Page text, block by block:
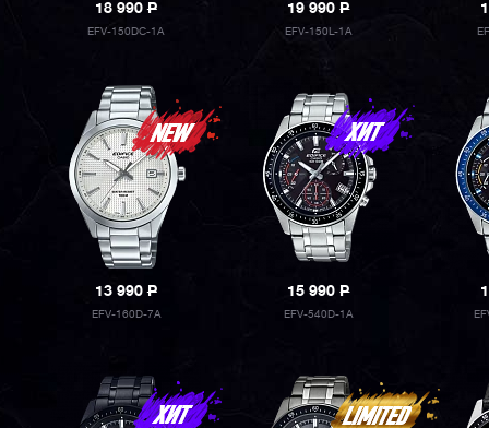
18 990P
EFV-150DC-1A
19 990P
EFV-150L-1A
13 990P
EFV-160D-7A
15 990P
EFV-540D-1A